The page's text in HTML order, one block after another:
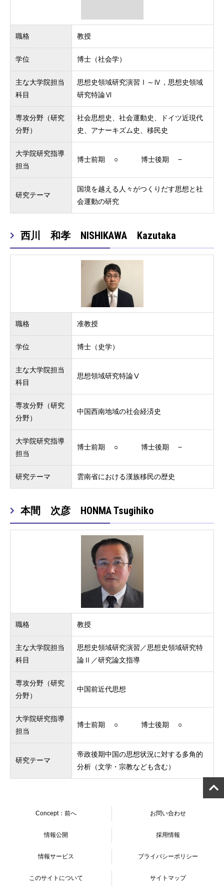
職格 教授
学位 博士（社会学）
主な大学院担当
科目
思想史領域研究演習Ⅰ～Ⅳ，思想史領域
研究特論Ⅵ
専攻分野（研究
分野）
社会思想史、社会運動史、ドイツ近現代
史、アナーキズム史、移民史
大学院研究指導
担当
博士前期 ○ 博士後期 −
研究テーマ
国境を越える人々がつくりだす思想と社
会運動の研究
西川 和孝 NISHIKAWA Kazutaka
職格 准教授
学位 博士（史学）
主な大学院担当
科目
思想領域研究特論Ⅴ
専攻分野（研究
分野）
中国西南地域の社会経済史
大学院研究指導
担当
博士前期 ○ 博士後期 −
研究テーマ 雲南省における漢族移民の歴史
本間 次彦 HONMA Tsugihiko
職格 教授
主な大学院担当
科目
思想史領域研究演習／思想史領域研究特
論Ⅱ／研究論文指導
専攻分野（研究
分野）
中国前近代思想
大学院研究指導
担当
博士前期 ○ 博士後期 ○
研究テーマ
帝政後期中国の思想状況に対する多角的
分析（文学・宗教なども含む）
Concept：前へ お問い合わせ
情報公開 採用情報
情報サービス プライバシーポリシー
このサイトについて サイトマップ